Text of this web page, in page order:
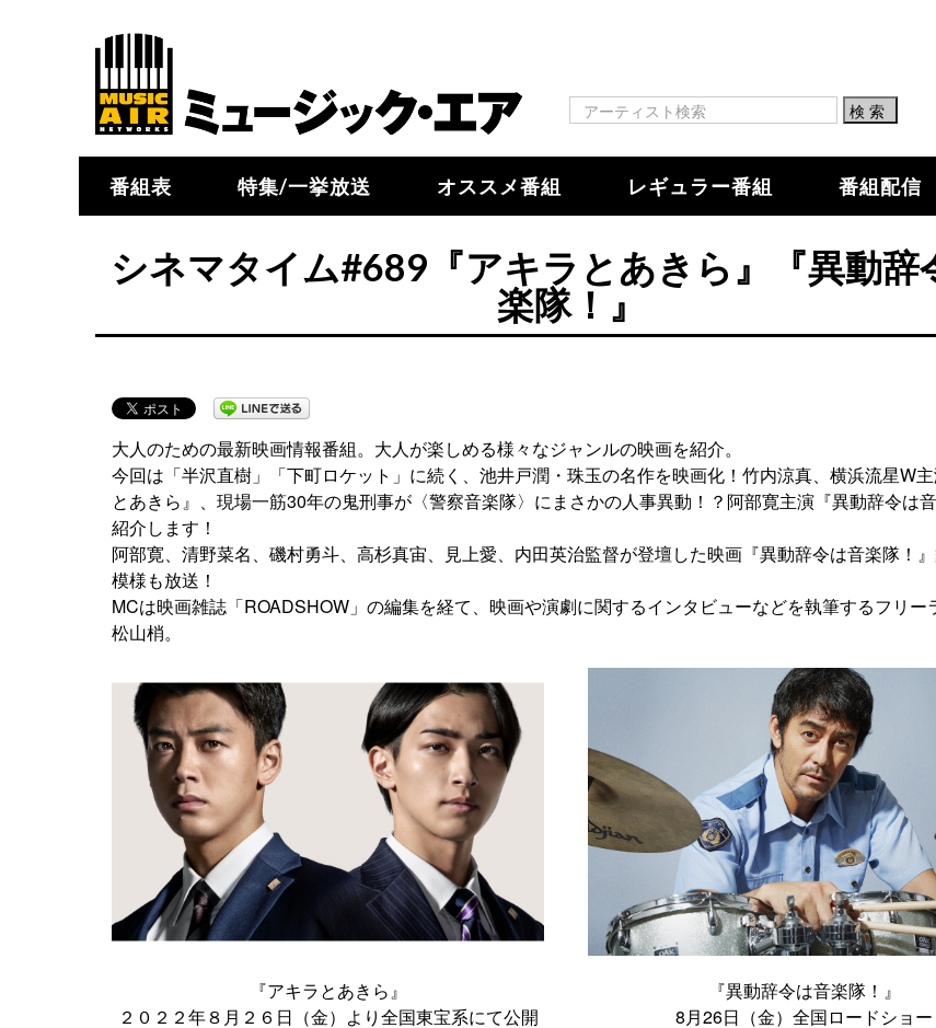
番組表 特集/一挙放送 オススメ番組 レギュラー番組 番組配信
シネマタイム#689『アキラとあきら』『異動辞
楽隊！』
大人のための最新映画情報番組。大人が楽しめる様々なジャンルの映画を紹介。
今回は「半沢直樹」「下町ロケット」に続く、池井戸潤・珠玉の名作を映画化！竹内涼真、横浜流星W
とあきら』、現場一筋30年の鬼刑事が〈警察音楽隊〉にまさかの人事異動！？阿部寛主演『異動辞令は
紹介します！
阿部寛、清野菜名、磯村勇斗、高杉真宙、見上愛、内田英治監督が登壇した映画『異動辞令は音楽隊！
模様も放送！
MCは映画雑誌「ROADSHOW」の編集を経て、映画や演劇に関するインタビューなどを執筆するフリー
松山梢。
『アキラとあきら』
２０２２年８月２６日（金）より全国東宝系にて公開
『異動辞令は音楽隊！』
8月26日（金）全国ロードショー